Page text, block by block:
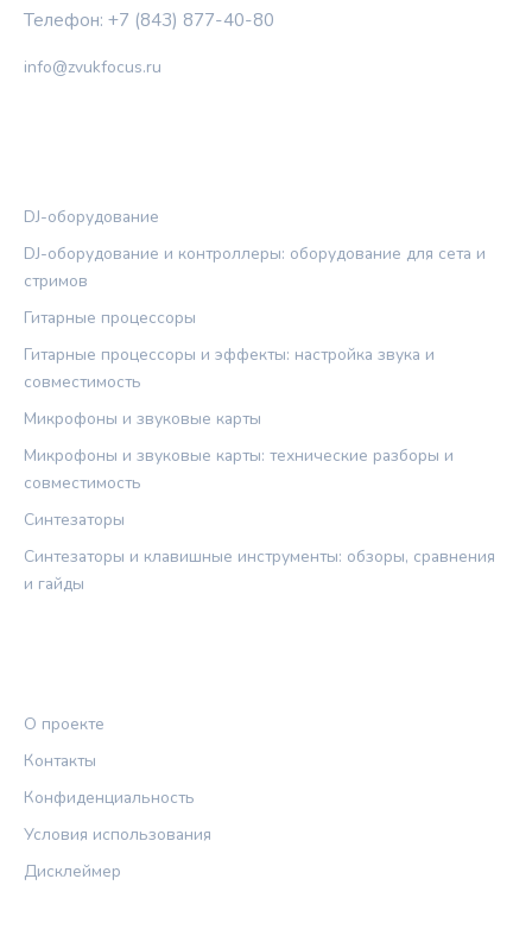
Телефон: +7 (843) 877-40-80
info@zvukfocus.ru
DJ-оборудование
DJ-оборудование и контроллеры: оборудование для сета и
стримов
Гитарные процессоры
Гитарные процессоры и эффекты: настройка звука и
совместимость
Микрофоны и звуковые карты
Микрофоны и звуковые карты: технические разборы и
совместимость
Синтезаторы
Синтезаторы и клавишные инструменты: обзоры, сравнения
и гайды
О проекте
Контакты
Конфиденциальность
Условия использования
Дисклеймер